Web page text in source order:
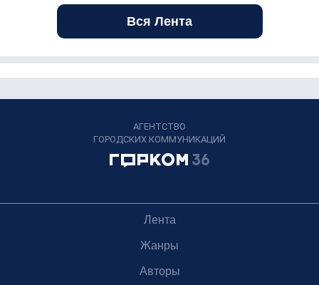
Вся Лента
АГЕНТСТВО
ГОРОДСКИХ КОММУНИКАЦИЙ
Лента
Жанры
Авторы